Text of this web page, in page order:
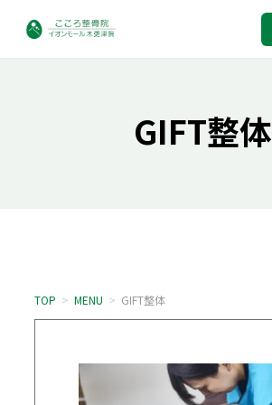
GIFT整体
TOP > MENU > GIFT整体